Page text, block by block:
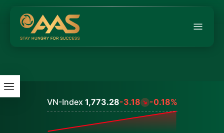
VN-Index 1,773.28-3.18 -0.18%